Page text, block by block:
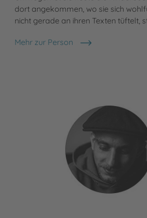
dort angekommen, wo sie sich
nicht gerade an ihren Texten tüftelt,
Mehr zur Person
Flavia Fox